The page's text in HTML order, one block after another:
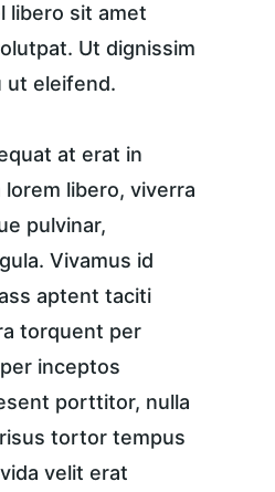
libero sit amet
Ut dignissim
ut eleifend.
at erat in
lorem libero, viverra
pulvinar,
Vivamus id
aptent taciti
torquent per
inceptos
porttitor, nulla
tortor tempus
velit erat